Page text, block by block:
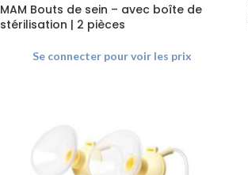
MAM Bouts de sein – avec boîte de
stérilisation | 2 pièces
Se connecter pour voir les prix